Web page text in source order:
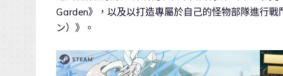
Garden》，以及以打造專屬於自己的怪物部隊進行
ン）》。